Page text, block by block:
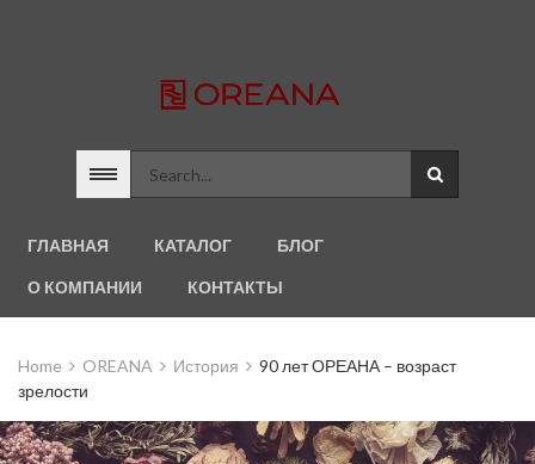
ГЛАВНАЯ КАТАЛОГ БЛОГ
О КОМПАНИИ КОНТАКТЫ
Home OREANA История
90 лет ОРЕАНА – возраст
зрелости